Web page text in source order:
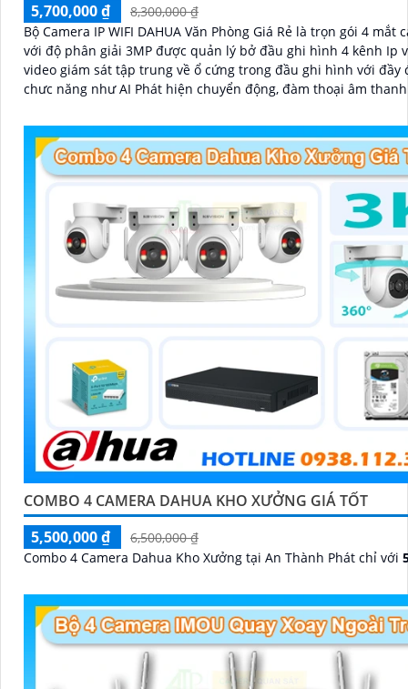
5,700,000 ₫
8,300,000 ₫
Bộ Camera IP WIFI DAHUA Văn Phòng Giá Rẻ là trọn gói 4 mắt
với độ phân giải 3MP được quản lý bở đầu ghi hình 4 kênh Ip
video giám sát tập trung về ổ cứng trong đầu ghi hình với đầy
chưc năng như AI Phát hiện chuyển động, đàm thoại âm
COMBO 4 CAMERA DAHUA KHO XƯỞNG GIÁ TỐT
5,500,000 ₫
6,500,000 ₫
Combo 4 Camera Dahua Kho Xưởng tại An Thành Phát chỉ với